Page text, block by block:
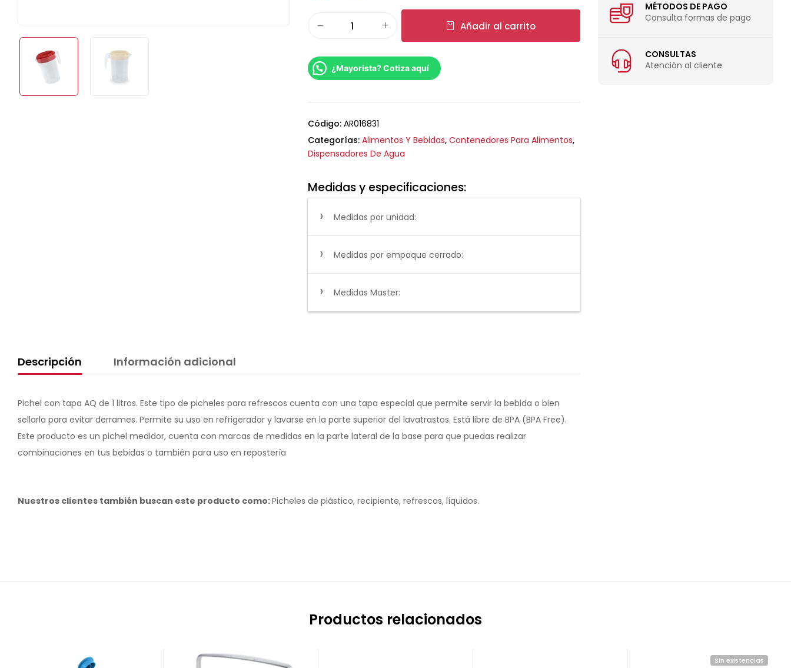
Añadir al carrito
¿Mayorista? Cotiza aquí
Código: AR016831
Categorías: Alimentos Y Bebidas, Contenedores Para Alimentos,
Dispensadores De Agua
Medidas y especificaciones:
Medidas por unidad:
Medidas por empaque cerrado:
Medidas Master:
Descripción Información adicional
Pichel con tapa AQ de 1 litros. Este tipo de picheles para refrescos cuenta con una tapa especial que permite servir la bebida o bien
sellarla para evitar derrames. Permite su uso en refrigerador y lavarse en la parte superior del lavatrastos. Está libre de BPA (BPA Free).
Este producto es un pichel medidor, cuenta con marcas de medidas en la parte lateral de la base para que puedas realizar
combinaciones en tus bebidas o también para uso en repostería
Nuestros clientes también buscan este producto como:Picheles de plástico, recipiente, refrescos, líquidos.
MÉTODOS DE PAGO
Consulta formas de pago
CONSULTAS
Atención al cliente
Productos relacionados
Sin existencias